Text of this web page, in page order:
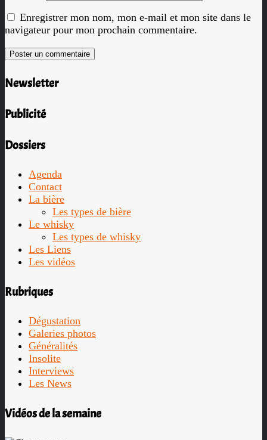
Enregistrer mon nom, mon e-mail et mon site dans le
navigateur pour mon prochain commentaire.
Newsletter
Publicité
Dossiers
Agenda
Contact
La bière
Les types de bière
Le whisky
Les types de whisky
Les Liens
Les vidéos
Rubriques
Dégustation
Galeries photos
Généralités
Insolite
Interviews
Les News
Vidéos de la semaine